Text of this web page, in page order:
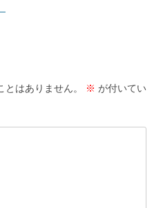
はありません。 ※ が付いてい